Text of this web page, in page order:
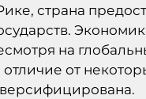
страна
на
от